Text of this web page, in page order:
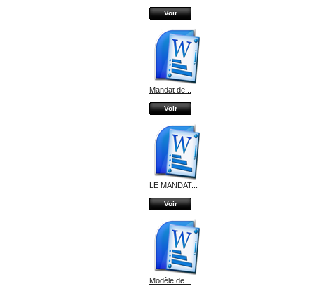
Voir
Mandat de...
Voir
LE MANDAT...
Voir
Modèle de...